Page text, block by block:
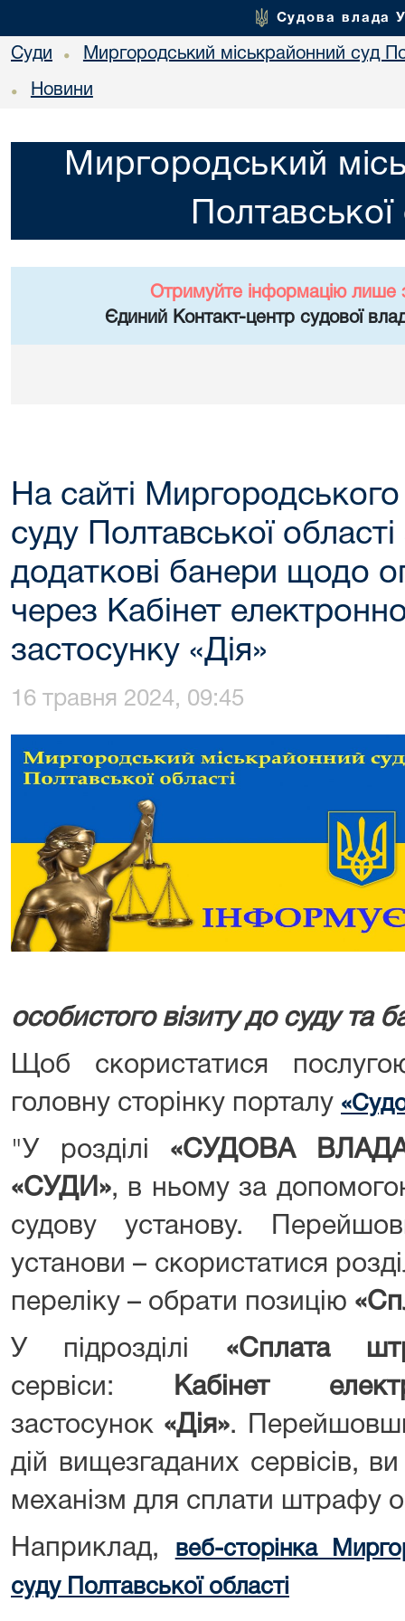
Судова влада
Суди • Миргородський міськрайонний суд
• Новини
Миргородський
Полтавської
Отримуйте інформацію лише
Єдиний Контакт-центр судової
На сайті
суду Полтавської області
додаткові банери щодо
через Кабінет
застосунку «Дія»
16 травня 2024, 09:45
особистого візиту до суду та
Щоб скористатися
головну сторінку порталу
"У розділі «СУДОВА
«СУДИ», в ньому за
судову установу.
установи – скористатися
переліку – обрати позицію
У підрозділі «Сплата
сервіси:
Кабінет
застосунок «Дія».
дій вищезгаданих сервісів,
механізм для сплати штрафу
Наприклад,
веб-сторінка
суду Полтавської області